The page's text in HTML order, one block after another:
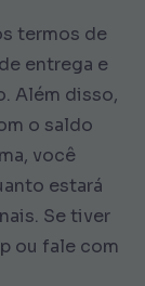
termos de
entrega e
Além disso,
o saldo
você
estará
Se tiver
ou fale com